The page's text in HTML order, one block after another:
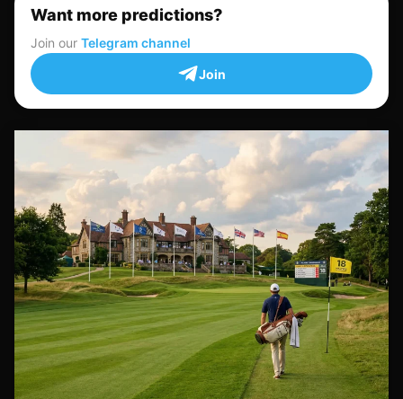
Want more predictions?
Join our Telegram channel
Join